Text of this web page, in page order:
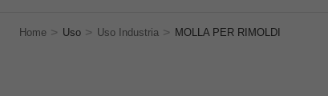
Home > Uso > Uso Industria > MOLLA PER RIMOLDI